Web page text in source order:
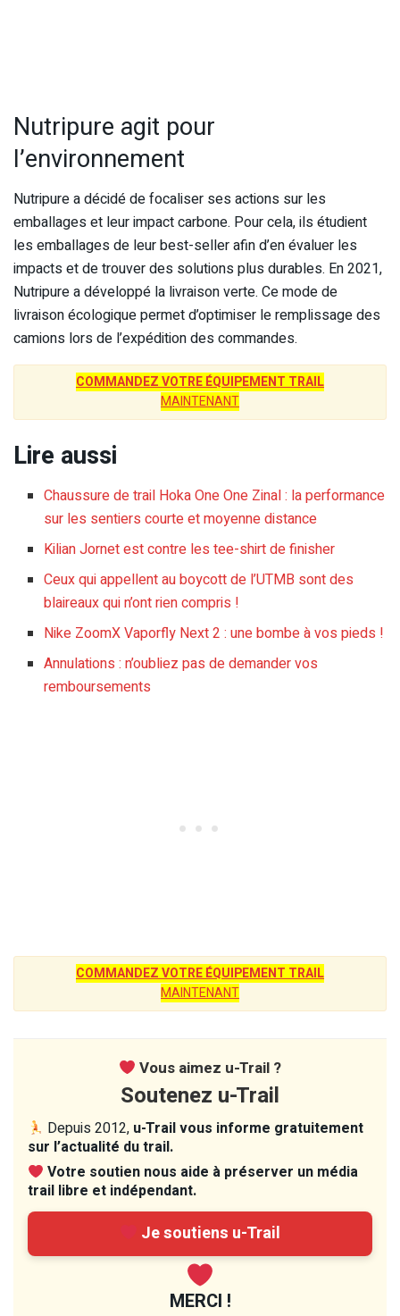
Nutripure agit pour
l’environnement
Nutripure a décidé de focaliser ses actions sur les
emballages et leur impact carbone. Pour cela, ils étudient
les emballages de leur best-seller afin d’en évaluer les
impacts et de trouver des solutions plus durables. En 2021,
Nutripure a développé la livraison verte. Ce mode de
livraison écologique permet d’optimiser le remplissage des
camions lors de l’expédition des commandes.
COMMANDEZ VOTRE ÉQUIPEMENT TRAIL
MAINTENANT
Lire aussi
Chaussure de trail Hoka One One Zinal : la performance
sur les sentiers courte et moyenne distance
Kilian Jornet est contre les tee-shirt de finisher
Ceux qui appellent au boycott de l’UTMB sont des
blaireaux qui n’ont rien compris !
Nike ZoomX Vaporfly Next 2 : une bombe à vos pieds !
Annulations : n’oubliez pas de demander vos
remboursements
COMMANDEZ VOTRE ÉQUIPEMENT TRAIL
MAINTENANT
Vous aimez u-Trail ?
Soutenez u-Trail
Depuis 2012, u-Trail vous informe gratuitement
sur l’actualité du trail.
Votre soutien nous aide à préserver un média
trail libre et indépendant.
Je soutiens u-Trail
MERCI !